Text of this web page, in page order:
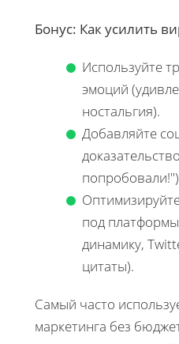
Бонус: Как усилить
Используйте
эмоций
ностальгия).
Добавляйте
под
динамику,
цитаты).
Самый часто
маркетинга без